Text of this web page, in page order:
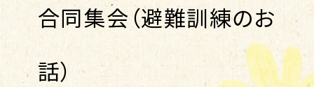
合同集会（避難訓練のお
話）